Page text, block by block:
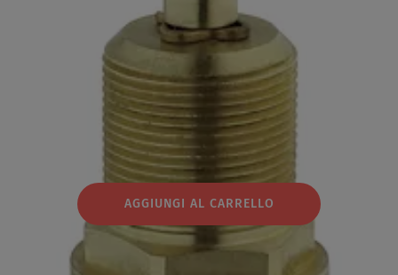
AGGIUNGI AL CARRELLO